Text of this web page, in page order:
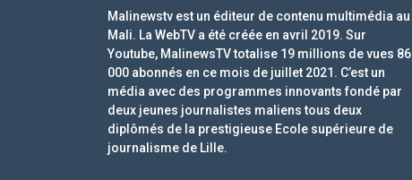
Malinewstv est un éditeur de contenu multimédia au
Mali. La WebTV a été créée en avril 2019. Sur
Youtube, MalinewsTV totalise 19 millions de vues 86
000 abonnés en ce mois de juillet 2021. C’est un
média avec des programmes innovants fondé par
deux jeunes journalistes maliens tous deux
diplômés de la prestigieuse Ecole supérieure de
journalisme de Lille.